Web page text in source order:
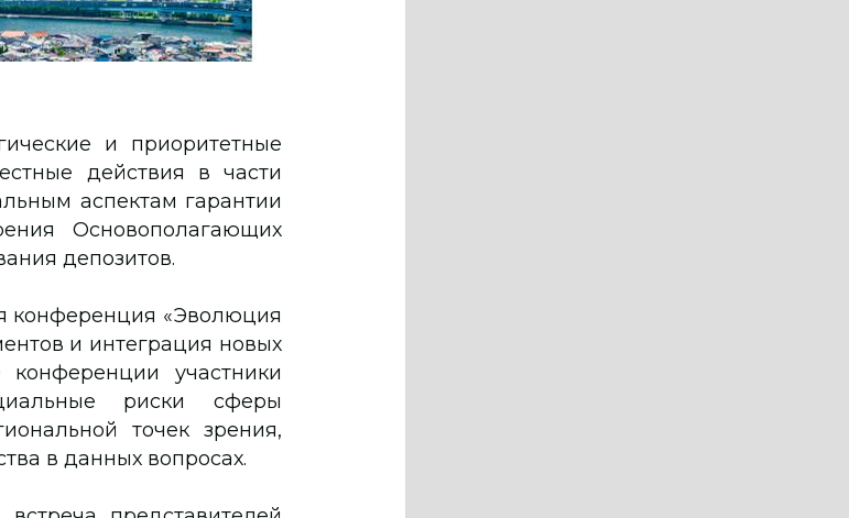
и приоритетные
действия в части
аспектам гарантии
Основополагающих
депозитов.
конференция «Эволюция
и интеграция новых
участники
риски сферы
точек зрения,
в данных вопросах.